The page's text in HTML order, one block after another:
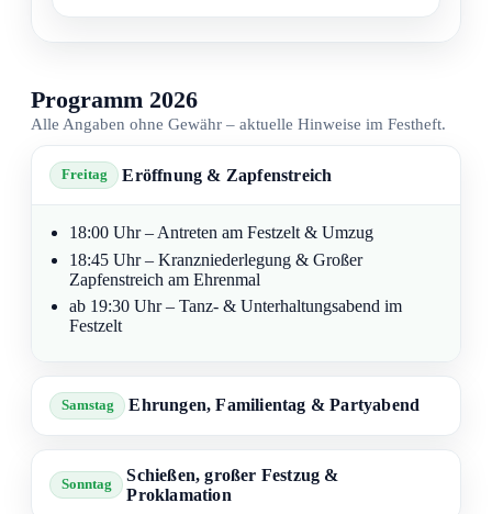
Programm 2026
Alle Angaben ohne Gewähr – aktuelle Hinweise im Festheft.
Freitag Eröffnung & Zapfenstreich
18:00 Uhr – Antreten am Festzelt & Umzug
18:45 Uhr – Kranzniederlegung & Großer
Zapfenstreich am Ehrenmal
ab 19:30 Uhr – Tanz- & Unterhaltungsabend im
Festzelt
Samstag Ehrungen, Familientag & Partyabend
Sonntag
Schießen, großer Festzug &
Proklamation